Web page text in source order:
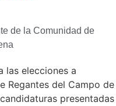
de la Comunidad de
las elecciones a
Regantes del Campo de
presentadas